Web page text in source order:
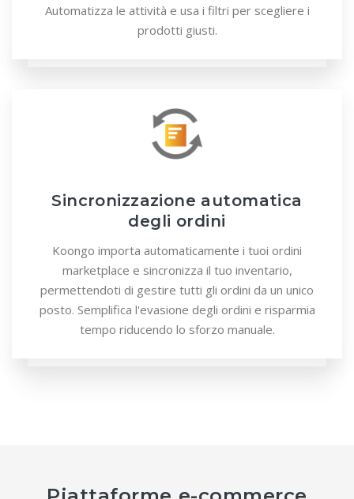
Automatizza le attività e usa i filtri per scegliere i
prodotti giusti.
Sincronizzazione automatica
degli ordini
Koongo importa automaticamente i tuoi ordini
marketplace e sincronizza il tuo inventario,
permettendoti di gestire tutti gli ordini da un unico
posto. Semplifica l'evasione degli ordini e risparmia
tempo riducendo lo sforzo manuale.